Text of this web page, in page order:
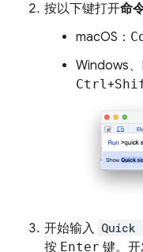
按以下键打开命
macOS：
Windows、
Ctrl+
开始输入 Quick
按 Enter 键。